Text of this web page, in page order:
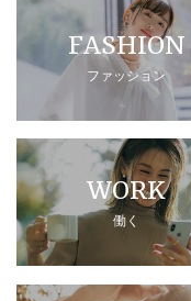
FASHION
ファッション
WORK
働く